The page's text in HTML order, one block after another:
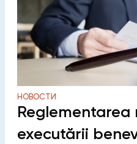
НОВОСТИ
Reglementarea
executării